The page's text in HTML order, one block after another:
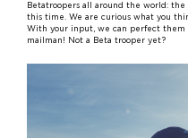
Betatroopers all around the world:
this time. We are curious what you
With your input, we can perfect
mailman! Not a Beta trooper yet?